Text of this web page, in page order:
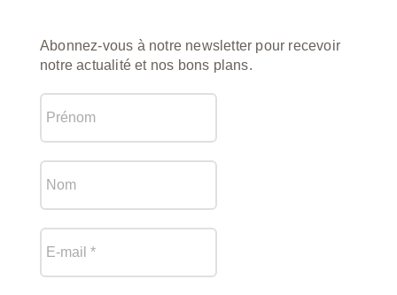
Abonnez-vous à notre newsletter pour recevoir
notre actualité et nos bons plans.